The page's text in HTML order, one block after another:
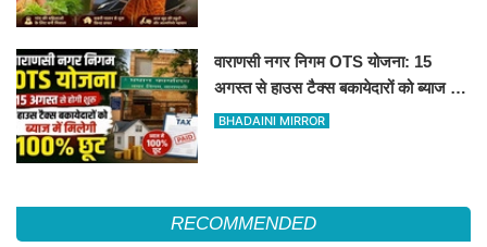
वाराणसी नगर निगम OTS योजना: 15
अगस्त से हाउस टैक्स बकायेदारों को ब्याज में
मिलेगी 100% छूट
BHADAINI MIRROR
RECOMMENDED